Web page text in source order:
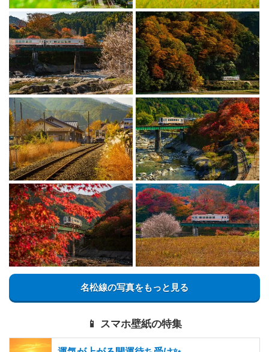
名松線の写真をもっと見る
📱 スマホ壁紙の特集